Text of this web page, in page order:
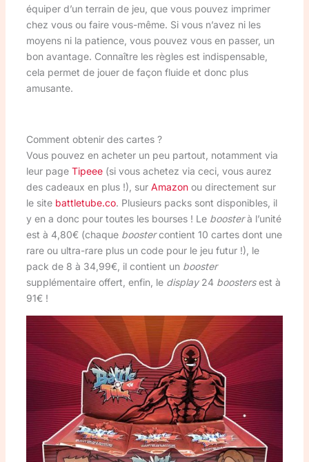
équiper d’un terrain de jeu, que vous pouvez imprimer
chez vous ou faire vous-même. Si vous n’avez ni les
moyens ni la patience, vous pouvez vous en passer, un
bon avantage. Connaître les règles est indispensable,
cela permet de jouer de façon fluide et donc plus
amusante.
Comment obtenir des cartes ?
Vous pouvez en acheter un peu partout, notamment via
leur page Tipeee(si vous achetez via ceci, vous aurez
des cadeaux en plus !), sur Amazonou directement sur
le site battletube.co. Plusieurs packs sont disponibles, il
y en a donc pour toutes les bourses ! Le boosterà l’unité
est à 4,80€ (chaque boostercontient 10 cartes dont une
rare ou ultra-rare plus un code pour le jeu futur !), le
pack de 8 à 34,99€, il contient un booster
supplémentaire offert, enfin, le display24 boostersest à
91€ !